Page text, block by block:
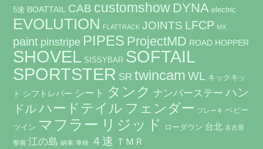
5速 BOATTAIL CAB customshow DYNA electric
EVOLUTION FLATTRACK JOINTS LFCP MX
paint pinstripe PIPES ProjectMD ROAD HOPPER
SHOVEL SISSYBAR SOFTAIL
SPORTSTER SR twincam WL キックキッ
ト
シフトレバー シート タンク ナンバーステー ハン
ドルハードテイル フェンダー ブレーキ ベビー
ツイン マフラー リジッド ローダウン 台北 名古屋
整備 江の島 納車 車検 ４速 ＴＭＲ